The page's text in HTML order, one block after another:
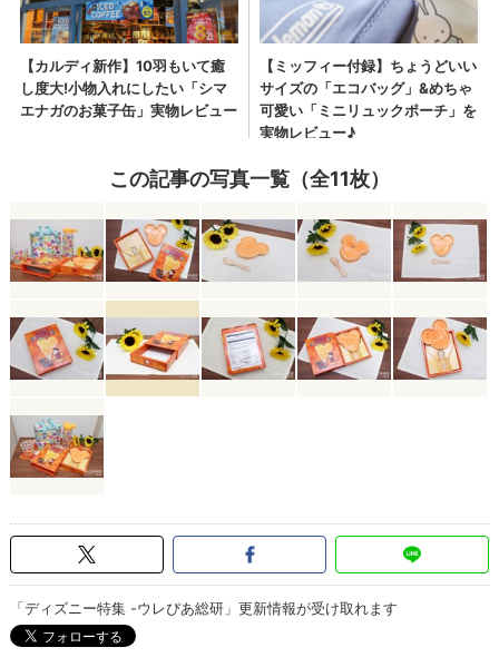
この記事の写真一覧（全11枚）
「ディズニー特集 -ウレぴあ総研」更新情報が受け取れます